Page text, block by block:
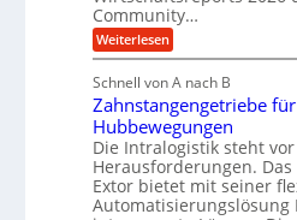
a
u
l
k
i
m
V
e
r
e
b
i
g
e
K
u
g
e
t
e
i
g
e
r
t
U
m
s
Community…
Weiterlesen:
M
n
s
c
h
e
n
a
u
Schnell von A nach B
Zahnstangengetriebe
Hubbewegungen
Die Intralogistik steht
Herausforderungen.
Extor bietet mit seiner
Automatisierungslösung